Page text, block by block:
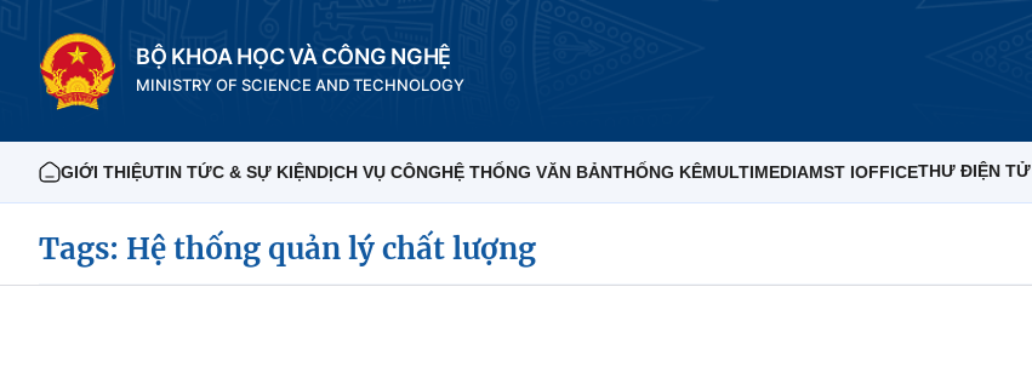
BỘ KHOA HỌC VÀ CÔNG NGHỆ
MINISTRY OF SCIENCE AND TECHNOLOGY
GIỚI THIỆUTIN TỨC & SỰ KIỆNDỊCH VỤ CÔNGHỆ THỐNG VĂN BẢNTHỐNG KÊMULTIMEDIAMST IOFFICETHƯ ĐIỆN TỬ
Tags: Hệ thống quản lý chất lượng